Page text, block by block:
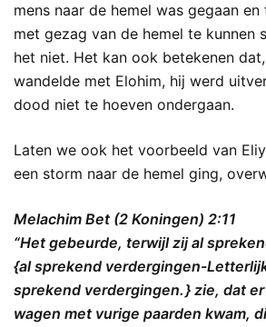
mens naar de hemel was gegaan
met gezag van de hemel te kunnen
het niet. Het kan ook betekenen
wandelde met Elohim, hij werd
dood niet te hoeven ondergaan.
Laten we ook het voorbeeld van
een storm naar de hemel ging,
Melachim Bet (2 Koningen) 2:11
“Het gebeurde, terwijl zij al
{al sprekend verdergingen-
sprekend verdergingen. } zie, dat
wagen met vurige paarden kwam,